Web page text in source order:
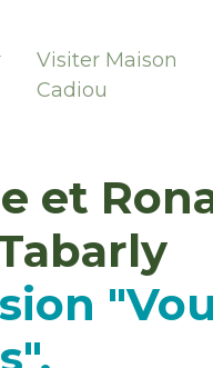
Visiter Maison
Cadiou
et